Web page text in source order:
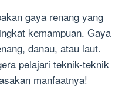
gaya renang yang
kemampuan. Gaya
danau, atau laut.
pelajari teknik-teknik
manfaatnya!